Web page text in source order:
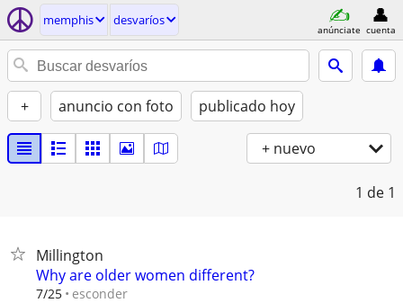
memphis desvaríos
anúnciate cuenta
+ anuncio con foto publicado hoy
+ nuevo
1 de 1
Millington
Why are older women different?
7/25 esconder